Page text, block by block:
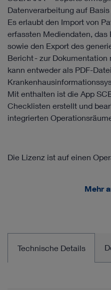
Datenverarbeitung auf
Es erlaubt den Import von
erfassten Mediendaten, das
sowie den Export des
Bericht - zur
kann entweder als PDF-
Mit enthalten ist die App
Checklisten erstellt und
integrierten
Die Lizenz ist auf einen
Beinhaltet:
Lizenz für OR1™
Mehr
Technische Details